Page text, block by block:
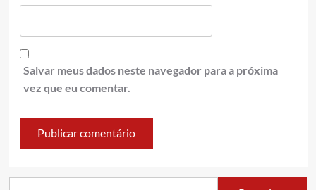
Salvar meus dados neste navegador para a próxima
vez que eu comentar.